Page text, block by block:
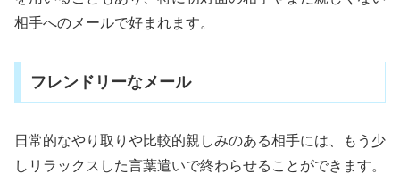
相手へのメールで好まれます。
フレンドリーなメール
日常的なやり取りや比較的親しみのある相手には、もう少
しリラックスした言葉遣いで終わらせることができます。